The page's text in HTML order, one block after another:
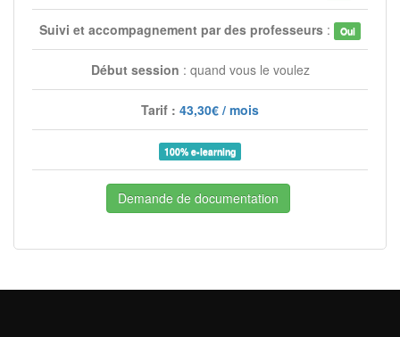
Suivi et accompagnement par des professeurs : Oui
Début session : quand vous le voulez
Tarif : 43,30€ / mois
100% e-learning
Demande de documentation